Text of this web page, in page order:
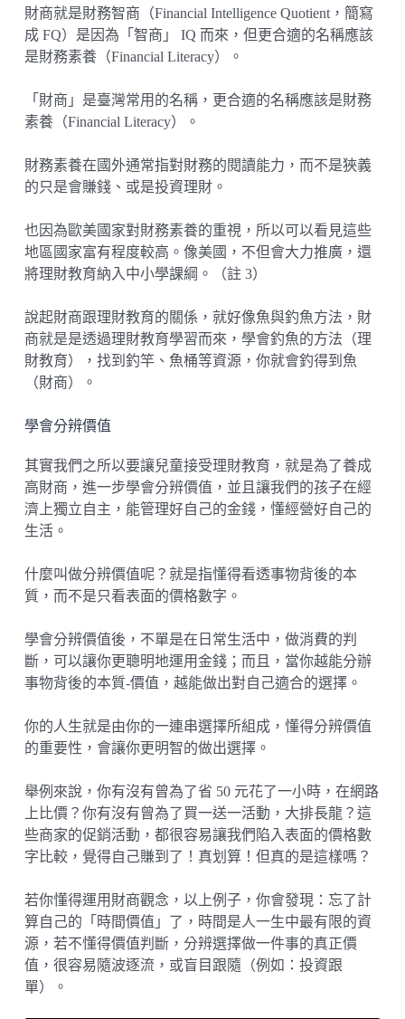
財商就是財務智商（Financial Intelligence Quotient，簡寫
成 FQ）是因為「智商」 IQ 而來，但更合適的名稱應該
是財務素養（Financial Literacy）。
「財商」是臺灣常用的名稱，更合適的名稱應該是財務
素養（Financial Literacy）。
財務素養在國外通常指對財務的閱讀能力，而不是狹義
的只是會賺錢、或是投資理財。
也因為歐美國家對財務素養的重視，所以可以看見這些
地區國家富有程度較高。像美國，不但會大力推廣，還
將理財教育納入中小學課綱。（註 3）
說起財商跟理財教育的關係，就好像魚與釣魚方法，財
商就是是透過理財教育學習而來，學會釣魚的方法（理
財教育），找到釣竿、魚桶等資源，你就會釣得到魚
（財商）。
學會分辨價值
其實我們之所以要讓兒童接受理財教育，就是為了養成
高財商，進一步學會分辨價值，並且讓我們的孩子在經
濟上獨立自主，能管理好自己的金錢，懂經營好自己的
生活。
什麼叫做分辨價值呢？就是指懂得看透事物背後的本
質，而不是只看表面的價格數字。
學會分辨價值後，不單是在日常生活中，做消費的判
斷，可以讓你更聰明地運用金錢；而且，當你越能分辦
事物背後的本質-價值，越能做出對自己適合的選擇。
你的人生就是由你的一連串選擇所組成，懂得分辨價值
的重要性，會讓你更明智的做出選擇。
舉例來說，你有沒有曾為了省 50 元花了一小時，在網路
上比價？你有沒有曾為了買一送一活動，大排長龍？這
些商家的促銷活動，都很容易讓我們陷入表面的價格數
字比較，覺得自己賺到了！真划算！但真的是這樣嗎？
若你懂得運用財商觀念，以上例子，你會發現：忘了計
算自己的「時間價值」了，時間是人一生中最有限的資
源，若不懂得價值判斷，分辨選擇做一件事的真正價
值，很容易隨波逐流，或盲目跟隨（例如：投資跟
單）。